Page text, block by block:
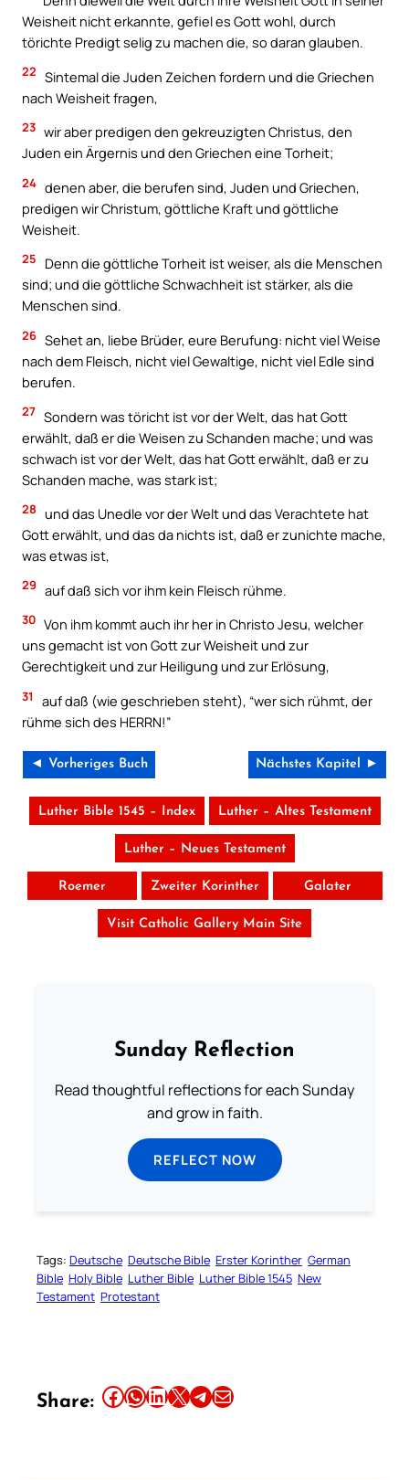
Weisheit nicht erkannte, gefiel es Gott wohl, durch
törichte Predigt selig zu machen die, so daran glauben.
22 Sintemal die Juden Zeichen fordern und die Griechen
nach Weisheit fragen,
23 wir aber predigen den gekreuzigten Christus, den
Juden ein Ärgernis und den Griechen eine Torheit;
24 denen aber, die berufen sind, Juden und Griechen,
predigen wir Christum, göttliche Kraft und göttliche
Weisheit.
25
Denn die göttliche Torheit ist weiser, als die Menschen
sind; und die göttliche Schwachheit ist stärker, als die
Menschen sind.
26 Sehet an, liebe Brüder, eure Berufung: nicht viel Weise
nach dem Fleisch, nicht viel Gewaltige, nicht viel Edle sind
berufen.
27 Sondern was töricht ist vor der Welt, das hat Gott
erwählt, daß er die Weisen zu Schanden mache; und was
schwach ist vor der Welt, das hat Gott erwählt, daß er zu
Schanden mache, was stark ist;
28 und das Unedle vor der Welt und das Verachtete hat
Gott erwählt, und das da nichts ist, daß er zunichte mache,
was etwas ist,
29 auf daß sich vor ihm kein Fleisch rühme.
30 Von ihm kommt auch ihr her in Christo Jesu, welcher
uns gemacht ist von Gott zur Weisheit und zur
Gerechtigkeit und zur Heiligung und zur Erlösung,
31
auf daß (wie geschrieben steht), “wer sich rühmt, der
rühme sich des HERRN!”
◄ Vorheriges Buch Nächstes Kapitel ►
Luther Bible 1545 – Index Luther – Altes Testament
Luther – Neues Testament
Roemer Zweiter Korinther Galater
Visit Catholic Gallery Main Site
Sunday Reflection
Read thoughtful reflections for each Sunday
and grow in faith.
REFLECT NOW
Tags: Deutsche Deutsche Bible Erster Korinther German
Bible Holy Bible Luther Bible Luther Bible 1545 New
Testament Protestant
Share: Share this article on Facebook Share this article on WhatsApp Share this article on LinkedIn Share this article on X Share this article on TelegramEmail this Article